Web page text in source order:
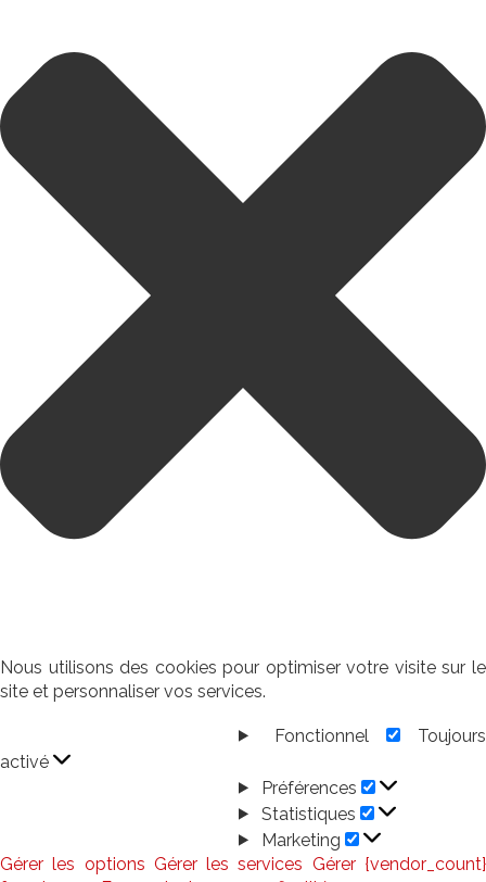
Nous utilisons des cookies pour optimiser votre visite sur le
site et personnaliser vos services.
Fonctionnel
Toujours
activé
Préférences
Statistiques
Marketing
Gérer les options Gérer les services Gérer {vendor_count}